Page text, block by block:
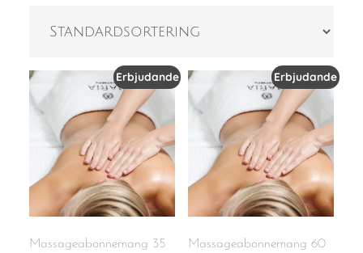
Erbjudande
Massageabonnemang 35
Erbjudande
Massageabonnemang 60